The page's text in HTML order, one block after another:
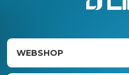
WEBSHOP